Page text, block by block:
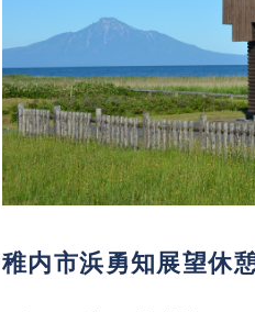
稚内市浜勇知展望休